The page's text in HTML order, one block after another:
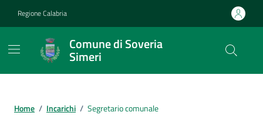
Regione Calabria
Comune di Soveria
Simeri
Home / Incarichi / Segretario comunale